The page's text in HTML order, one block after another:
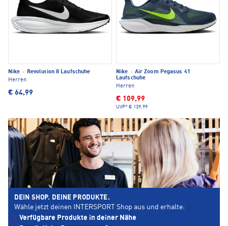
Nike ·
Revolution 8 Laufschuhe
Herren
€ 64,99
Nike · Air Zoom Pegasus 41
Laufschuhe
Herren
€ 109,99
UVP* € 139,99
DEIN SHOP. DEINE PRODUKTE.
Wähle jetzt deinen INTERSPORT Shop aus und erhalte:
Verfügbare Produkte in deiner Nähe